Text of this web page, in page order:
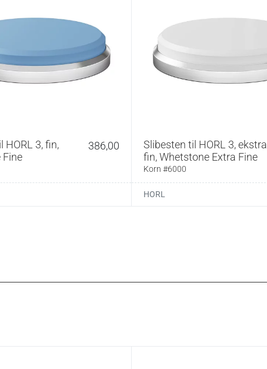
farvetone og markant åretegning. Den ene skive er
diamanter (korn #400), og den anden er keramisk
er fremstillet i træ med silikonebelægning i
og har kraftige magneter, som fastholder kniven
Quick Lock-systemet gør det muligt at udskifte
enkelt drej.
anbefales primært brug af den fine skive; ved
beskadigede æg startes med den grove skive.
kun beregnet til køkkenknive; misbrug kan beskadige
Quick Lock-system for hurtig udskiftning af skiver.
HORL 3, fin,
386,00
Slibesten til HORL 3, ekstra
fin, Whetstone Extra Fine
Korn #6000
HORL